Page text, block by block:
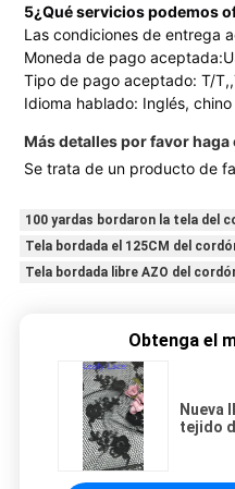
5¿Qué servicios podemos
Las condiciones de entrega
Moneda de pago
Tipo de pago aceptado: T/
Idioma hablado: Inglés, chino
Más detalles por favor haga
Se trata de un producto de
100 yardas bordaron la tela del
Tela bordada el 125CM del
Tela bordada libre AZO del
Obtenga el
Nueva
tejido